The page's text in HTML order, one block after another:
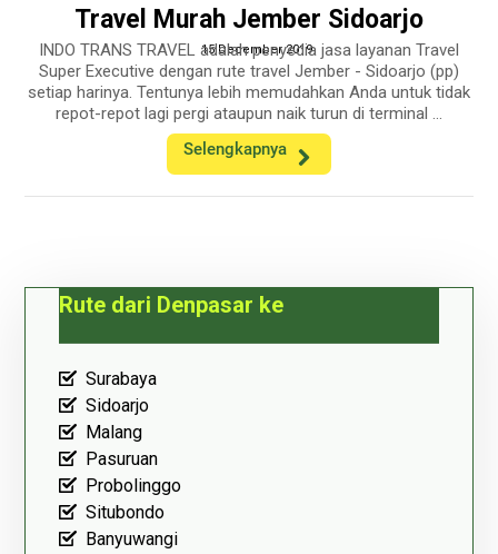
Travel Murah Jember Sidoarjo
15 December 2019
INDO TRANS TRAVEL adalah penyedia jasa layanan Travel
Super Executive dengan rute travel Jember - Sidoarjo (pp)
setiap harinya. Tentunya lebih memudahkan Anda untuk tidak
repot-repot lagi pergi ataupun naik turun di terminal ...
Selengkapnya
Rute dari Denpasar ke
Surabaya
Sidoarjo
Malang
Pasuruan
Probolinggo
Situbondo
Banyuwangi